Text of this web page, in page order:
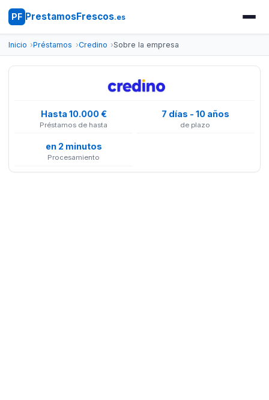
PF PrestamosFrescos.es
Inicio Préstamos Credino Sobre la empresa
Hasta 10.000 €
Préstamos de hasta
7 días - 10 años
de plazo
en 2 minutos
Procesamiento